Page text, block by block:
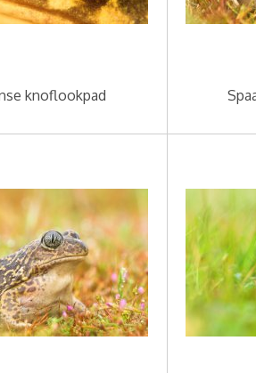
knoflookpad